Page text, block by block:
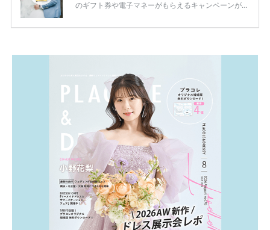
のギフト券や電子マネーがもらえるキャンペーンがあ
ため、比較せずに選ぶと損をしてしまうことも……。
一番お得？」「プラコレの特典は？」といった疑問も
解決します。 まずは診断で候補を絞れる「ウェディ
ング診断」か、体験型 […]続きを読む